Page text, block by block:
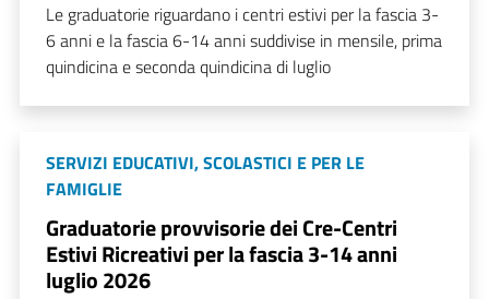
Le graduatorie riguardano i centri estivi per la fascia 3-
6 anni e la fascia 6-14 anni suddivise in mensile, prima
quindicina e seconda quindicina di luglio
SERVIZI EDUCATIVI, SCOLASTICI E PER LE
FAMIGLIE
Graduatorie provvisorie dei Cre-Centri
Estivi Ricreativi per la fascia 3-14 anni
luglio 2026